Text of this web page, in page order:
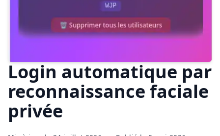
Login automatique par
reconnaissance faciale
privée